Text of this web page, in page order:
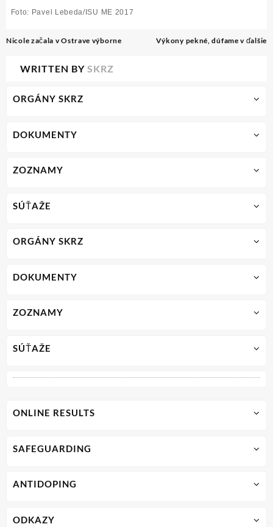
ORGÁNY SKRZ
DOKUMENTY
ZOZNAMY
SÚŤAŽE
ORGÁNY SKRZ
DOKUMENTY
ZOZNAMY
SÚŤAŽE
Foto: Pavel Lebeda/ISU ME 2017
Post
Nicole začala v Ostrave výborne Výkony pekné, dúfame v ďalšie
WRITTEN BY SKRZ
ONLINE RESULTS
SAFEGUARDING
ANTIDOPING
ODKAZY